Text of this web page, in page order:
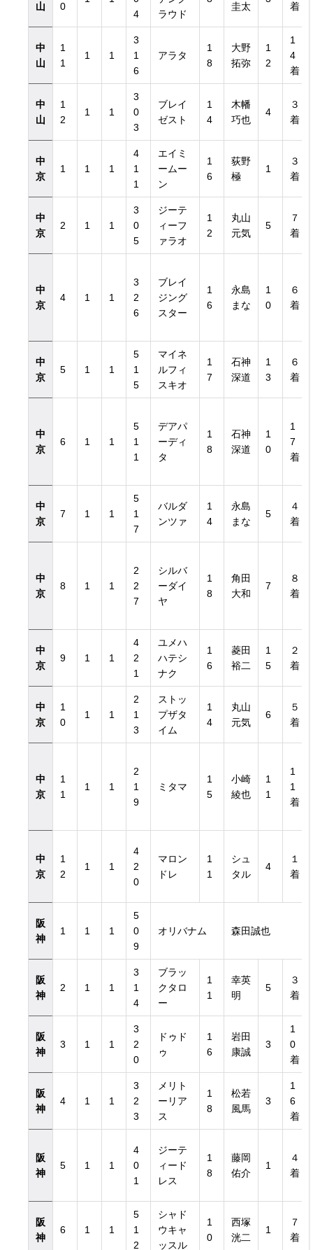
山
0
4
ラウド
圭太
着
中
山
1
1
1 1
3
1
6
アラタ
1
8
大野
拓弥
1
2
1
4
着
中
山
1
2
1 1
3
0
3
ブレイ
ゼスト
1
4
木幡
巧也
4
３
着
中
京
1 1 1
4
1
1
エイミ
ームー
ン
1
6
荻野
極
1
３
着
中
京
2 1 1
3
0
5
ジーテ
ィーフ
ァラオ
1
2
丸山
元気
5
７
着
中
京
4 1 1
3
2
6
ブレイ
ジング
スター
1
6
永島
まな
1
0
６
着
中
京
5 1 1
5
1
5
マイネ
ルフィ
スキオ
1
7
石神
深道
1
3
６
着
中
京
6 1 1
5
1
1
デアパ
ーディ
タ
1
8
石神
深道
1
0
1
7
着
中
京
7 1 1
5
1
7
バルダ
ンツァ
1
4
永島
まな
5
４
着
中
京
8 1 1
2
2
7
シルバ
ーダイ
ヤ
1
8
角田
大和
7
８
着
中
京
9 1 1
4
2
1
ユメハ
ハテシ
ナク
1
6
菱田
裕二
1
5
２
着
中
京
1
0
1 1
2
1
3
ストッ
プザタ
イム
1
4
丸山
元気
6
５
着
中
京
1
1
1 1
2
1
9
ミタマ
1
5
小崎
綾也
1
1
1
1
着
中
京
1
2
1 1
4
2
0
マロン
ドレ
1
1
シュ
タル
4
１
着
阪
神
1 1 1
5
0
9
オリバナム 森田誠也
阪
神
2 1 1
3
1
4
ブラッ
クタロ
ー
1
1
幸英
明
5
３
着
阪
神
3 1 1
3
2
0
ドゥド
ゥ
1
6
岩田
康誠
3
1
0
着
阪
神
4 1 1
3
2
3
メリト
ーリア
ス
1
8
松若
風馬
3
1
6
着
阪
神
5 1 1
4
0
1
ジーテ
ィード
レス
1
8
藤岡
佑介
1
４
着
阪
神
6 1 1
5
1
2
シャド
ウキャ
ッスル
1
0
西塚
洸二
1
７
着